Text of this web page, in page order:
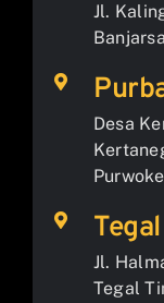
Jl.
Desa
Tegal
Jl.
Tegal